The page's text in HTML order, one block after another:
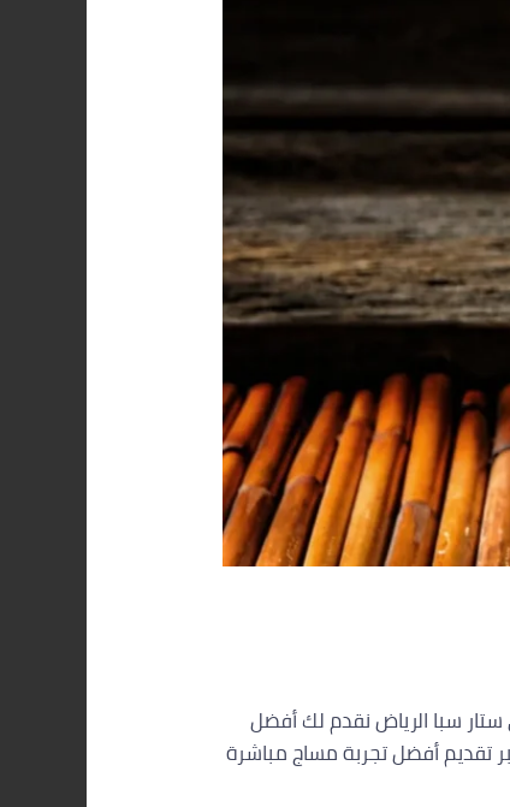
سبا الرياض نقدم لك أفضل
تقديم أفضل تجربة مساج مباشرة